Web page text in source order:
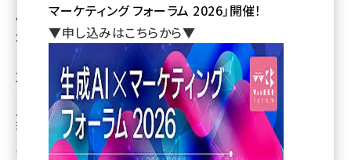
seo (3532)
ai (2814)
youtube (2441)
note (2317)
用語「求人事業」 が使われている記事の一覧
全 2 記事中 1 ～ 2 を表示中
メルカリがスポットワーク事業に参入へ、求人
プラットフォーム「メルカリ ハロ」開設
人手不足とスポットワークの需要増に対応、アプリユーザーが仕事を簡単に
探せる体験提供
山川 健（Web担 編集部）
マーケティング フォーラム 2026」開催！
▼申し込みはこちらから▼